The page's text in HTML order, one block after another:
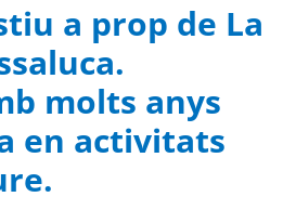
a prop de La
molts anys
en activitats